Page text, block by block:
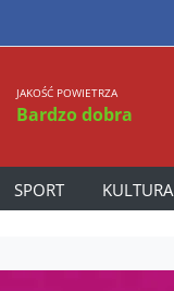
JAKOŚĆ POWIETRZA
Bardzo dobra
SPORT KULTURA